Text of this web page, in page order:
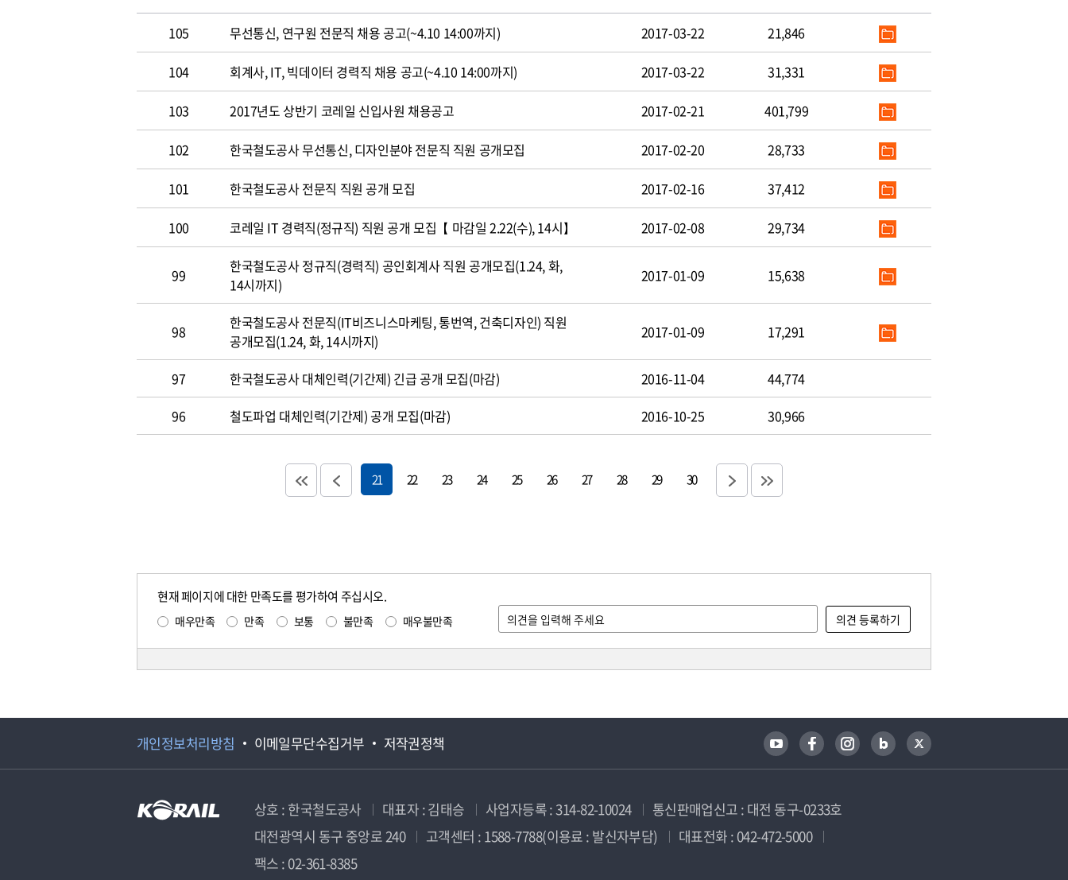
105 무선통신, 연구원 전문직 채용 공고(~4.10 14:00까지) 2017-03-22 21,846
104 회계사, IT, 빅데이터 경력직 채용 공고(~4.10 14:00까지) 2017-03-22 31,331
103 2017년도 상반기 코레일 신입사원 채용공고 2017-02-21 401,799
102 한국철도공사 무선통신, 디자인분야 전문직 직원 공개모집 2017-02-20 28,733
101 한국철도공사 전문직 직원 공개 모집 2017-02-16 37,412
100 코레일 IT 경력직(정규직) 직원 공개 모집【 마감일 2.22(수), 14시】 2017-02-08 29,734
99
한국철도공사 정규직(경력직) 공인회계사 직원 공개모집(1.24, 화,
14시까지)
2017-01-09 15,638
98
한국철도공사 전문직(IT비즈니스마케팅, 통번역, 건축디자인) 직원
공개모집(1.24, 화, 14시까지)
2017-01-09 17,291
97 한국철도공사 대체인력(기간제) 긴급 공개 모집(마감) 2016-11-04
44,774
96
철도파업 대체인력(기간제) 공개 모집(마감) 2016-10-25 30,966
21 22 23 24 25 26 27 28 29 30
현재 페이지에 대한 만족도를 평가하여 주십시오.
매우만족 만족 보통 불만족 매우불만족
개인정보처리방침 이메일무단수집거부 저작권정책
상호 : 한국철도공사 대표자 : 김태승 사업자등록 : 314-82-10024
통신판매업신고 : 대전 동구-0233호
대전광역시 동구 중앙로 240
고객센터 : 1588-7788(이용료 : 발신자부담)
대표전화 : 042-472-5000
팩스 : 02-361-8385